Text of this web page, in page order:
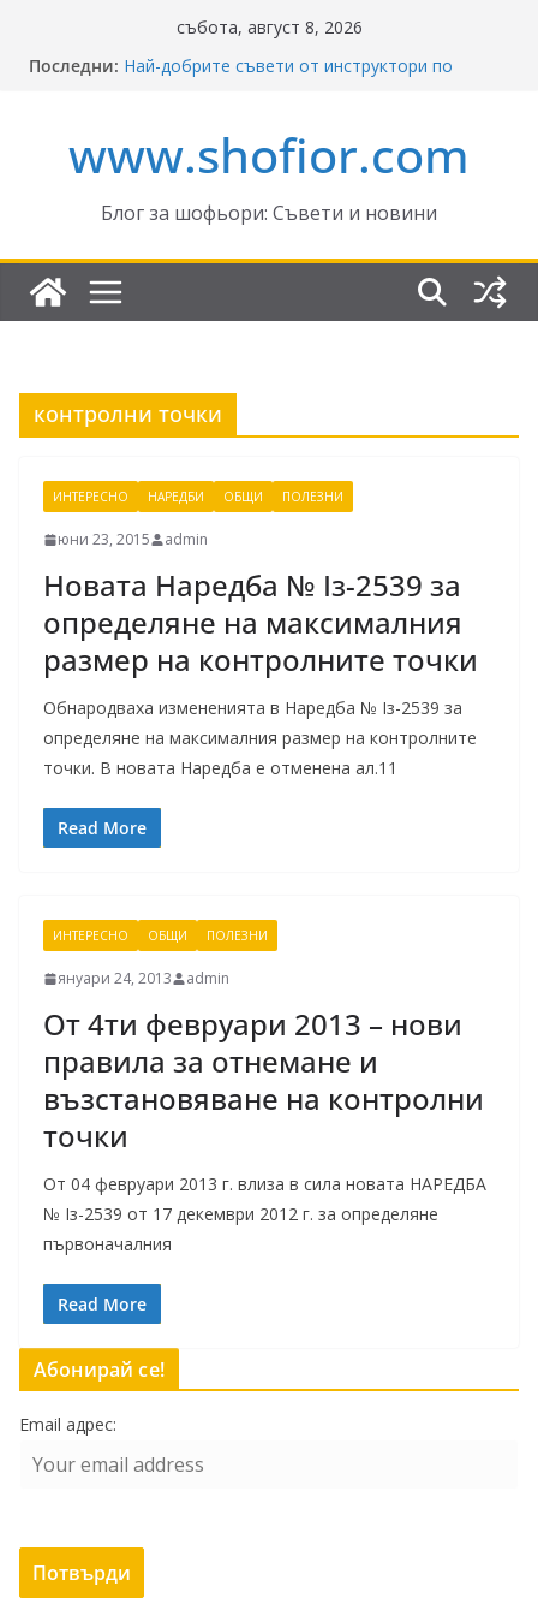
събота, август 8, 2026
Последни: Най-добрите съвети от инструктори по
пътищата на България – в сила от 2026
ВНИМАНИЕ: Франция криминализира
Отнемане на контролни точки – по колко и
Промени в Закона за пътищата 2025–2026:
Какво трябва да знаят шофьорите?
www.shofior.com
Блог за шофьори: Съвети и новини
контролни точки
ИНТЕРЕСНО НАРЕДБИ ОБЩИ ПОЛЕЗНИ
юни 23, 2015 admin
Новата Наредба № Iз-2539 за
определяне на максималния
размер на контролните точки
Обнародваха измененията в Наредба № Iз-2539 за
определяне на максималния размер на контролните
точки. В новата Наредба е отменена ал.11
Read More
ИНТЕРЕСНО ОБЩИ ПОЛЕЗНИ
януари 24, 2013 admin
От 4ти февруари 2013 – нови
правила за отнемане и
възстановяване на контролни
точки
От 04 февруари 2013 г. влиза в сила новата НАРЕДБА
№ Iз-2539 от 17 декември 2012 г. за определяне
първоначалния
Read More
Абонирай се!
Email адрес: